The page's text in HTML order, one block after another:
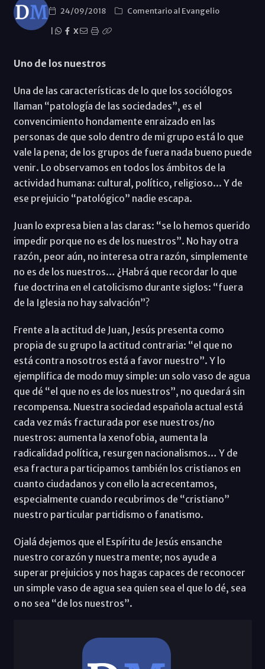
24/09/2018
Comentario al Evangelio
X
Uno de los nuestros
Una de las características de lo que los sociólogos
llaman “patología de las sociedades”, es el
convencimiento hondamente enraizado en las
personas de que solo dentro de mi grupo está lo que
vale la pena; de los grupos de fuera nada bueno puede
venir. Lo observamos en todos los ámbitos de la
actividad humana: cultural, político, religioso... Y de
ese prejuicio “patológico” nadie escapa.
Juan lo expresa bien a las claras: “se lo hemos querido
impedir porque no es de los nuestros”. No hay otra
razón, peor aún, no interesa otra razón, simplemente
no es de los nuestros… ¿Habrá que recordar lo que
fue doctrina en el catolicismo durante siglos: “fuera
de la Iglesia no hay salvación”?
Frente a la actitud de Juan, Jesús presenta como
propia de su grupo la actitud contraria: “el que no
está contra nosotros está a favor nuestro”. Y lo
ejemplifica de modo muy simple: un solo vaso de agua
que dé “el que no es de los nuestros”, no quedará sin
recompensa. Nuestra sociedad española actual está
cada vez más fracturada por ese nuestros/no
nuestros: aumenta la xenofobia, aumenta la
radicalidad política, resurgen nacionalismos… Y de
esa fractura participamos también los cristianos en
cuanto ciudadanos y con ello la acrecentamos,
especialmente cuando recubrimos de “cristiano”
nuestro particular partidismo o fanatismo.
Ojalá dejemos que el Espíritu de Jesús ensanche
nuestro corazón y nuestra mente; nos ayude a
superar prejuicios y nos hagas capaces de reconocer
un simple vaso de agua sea quien sea el que lo dé, sea
o no sea “de los nuestros”.